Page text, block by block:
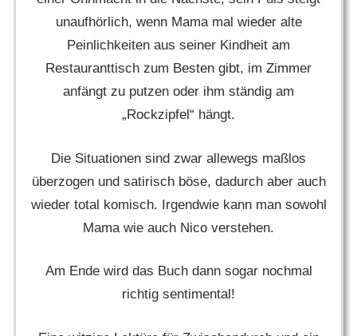
unaufhörlich, wenn Mama mal wieder alte
Peinlichkeiten aus seiner Kindheit am
Restauranttisch zum Besten gibt, im Zimmer
anfängt zu putzen oder ihm ständig am
„Rockzipfel“ hängt.
Die Situationen sind zwar allewegs maßlos
überzogen und satirisch böse, dadurch aber auch
wieder total komisch. Irgendwie kann man sowohl
Mama wie auch Nico verstehen.
Am Ende wird das Buch dann sogar nochmal
richtig sentimental!